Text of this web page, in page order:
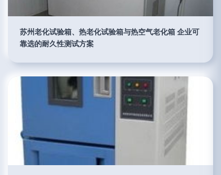
苏州老化试验箱、热老化试验箱与热空气老化箱 企业可
靠选的耐久性测试方案